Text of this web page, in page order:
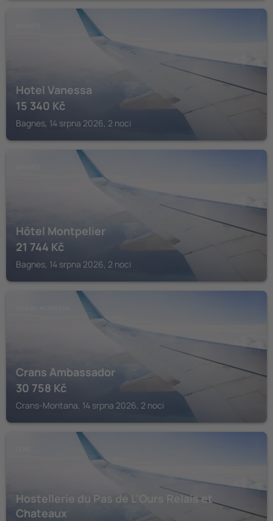
Hotel Vanessa
15 340 Kč
Bagnes, 14 srpna 2026, 2 noci
Hôtel Montpelier
21 744 Kč
Bagnes, 14 srpna 2026, 2 noci
Crans Ambassador
30 758 Kč
Crans-Montana, 14 srpna 2026, 2 noci
Hostellerie du Pas de L'Ours Relais et
Chateaux